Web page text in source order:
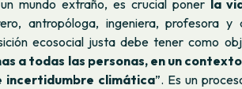
mundo extraño, es crucial poner la
antropóloga, ingeniera, profesora
ecosocial justa debe tener como
a todas las personas, en un
incertidumbre climática”. Es un